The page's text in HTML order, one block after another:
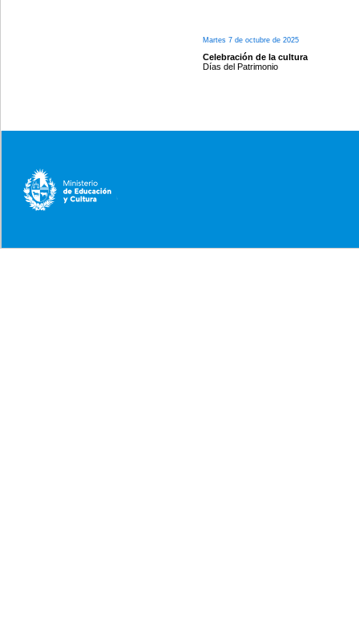
Martes 7 de octubre de 2025
Celebración de la cultura
Días del Patrimonio